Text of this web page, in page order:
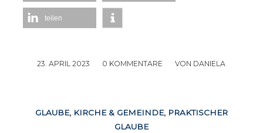
teilen
23. APRIL 2023
/ 0 KOMMENTARE
/ VON DANIELA
GLAUBE, KIRCHE & GEMEINDE, PRAKTISCHER
GLAUBE